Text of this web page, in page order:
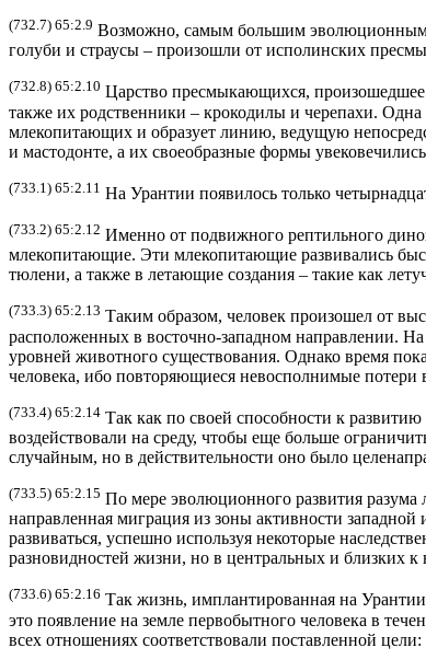
(732.7) 65:2.9 Возможно, самым большим эволюционным
голуби и страусы – произошли от исполинских
(732.8) 65:2.10 Царство пресмыкающихся, произошедшее
также их родственники – крокодилы и черепахи. Одна
млекопитающих и образует линию, ведущую
и мастодонте, а их своеобразные формы
(733.1) 65:2.11 На Урантии появилось только
(733.2) 65:2.12 Именно от подвижного рептильного
млекопитающие. Эти млекопитающие развивались
тюлени, а также в летающие создания – такие как
(733.3) 65:2.13 Таким образом, человек произошел от
расположенных в восточно-западном направлении.
уровней животного существования. Однако время
человека, ибо повторяющиеся невосполнимые
(733.4) 65:2.14 Так как по своей способности к
воздействовали на среду, чтобы еще больше
случайным, но в действительности оно было
(733.5) 65:2.15 По мере эволюционного развития разума
направленная миграция из зоны активности
развиваться, успешно используя некоторые
разновидностей жизни, но в центральных и близких к
(733.6) 65:2.16 Так жизнь, имплантированная на
это появление на земле первобытного человека в
всех отношениях соответствовали поставленной